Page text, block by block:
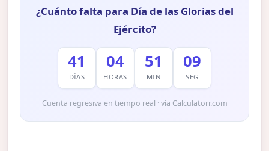
¿Cuánto falta para Día de las Glorias del
Ejército?
41
DÍAS
04
HORAS
51
MIN
08
SEG
Cuenta regresiva en tiempo real · vía Calculatorr.com